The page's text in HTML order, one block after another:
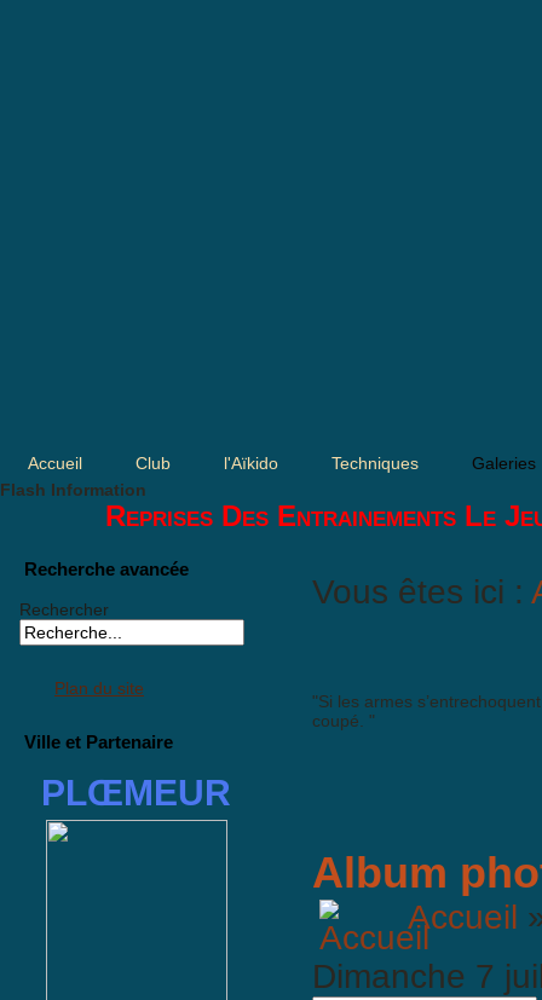
Accueil Club l'Aïkido Techniques
Galeries
Flash Information
Reprises Des Entrainements Le
Recherche avancée
Rechercher
Plan du site
Ville et Partenaire
PLŒMEUR
Vous êtes ici :
"Si les armes
coupé. "
Album
Accueil
Dimanche 7